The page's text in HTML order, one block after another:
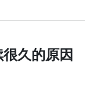
久的原因